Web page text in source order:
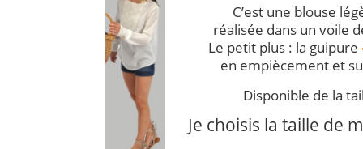
C’est une blouse
réalisée dans un voile
Le petit plus : la guipure
en empiècement et
Disponible de la
Je choisis la taille de